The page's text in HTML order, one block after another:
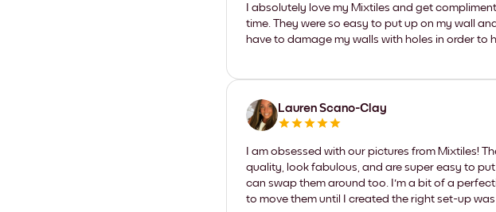
I absolutely love my Mixtiles and get
time. They were so easy to put up on my wall
have to damage my walls with holes in order to
Lauren Scano-Clay
I am obsessed with our pictures from Mixtiles!
quality, look fabulous, and are super easy to
can swap them around too. I'm a bit of a
to move them until I created the right set-up was